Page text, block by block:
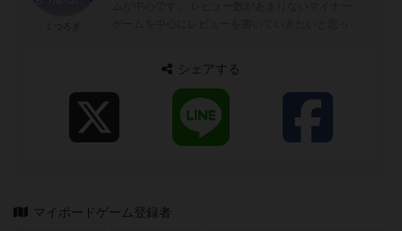
シェアする
マイボードゲーム登録者